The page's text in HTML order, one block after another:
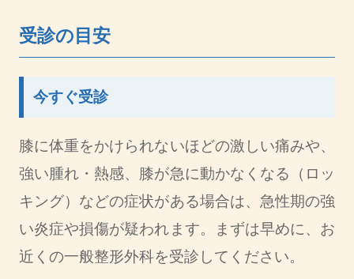
受診の目安
今すぐ受診
膝に体重をかけられないほどの激しい痛みや、
強い腫れ・熱感、膝が急に動かなくなる（ロッ
キング）などの症状がある場合は、急性期の強
い炎症や損傷が疑われます。まずは早めに、お
近くの一般整形外科を受診してください。